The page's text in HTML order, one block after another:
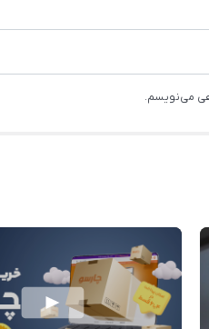
می‌نویسم.